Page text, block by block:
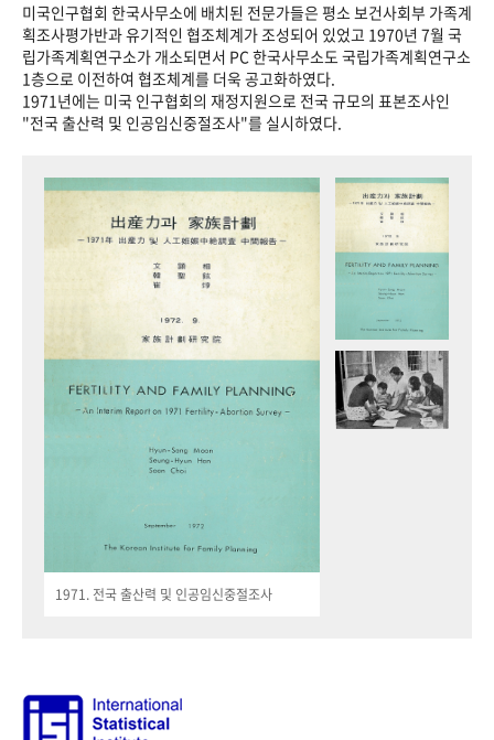
미국인구협회 한국사무소에 배치된 전문가들은 평소 보건사회부 가족계
획조사평가반과 유기적인 협조체계가 조성되어 있었고 1970년 7월 국
립가족계획연구소가 개소되면서 PC 한국사무소도 국립가족계획연구소
1층으로 이전하여 협조체계를 더욱 공고화하였다.
1971년에는 미국 인구협회의 재정지원으로 전국 규모의 표본조사인
"전국 출산력 및 인공임신중절조사"를 실시하였다.
1971. 전국 출산력 및 인공임신중절조사